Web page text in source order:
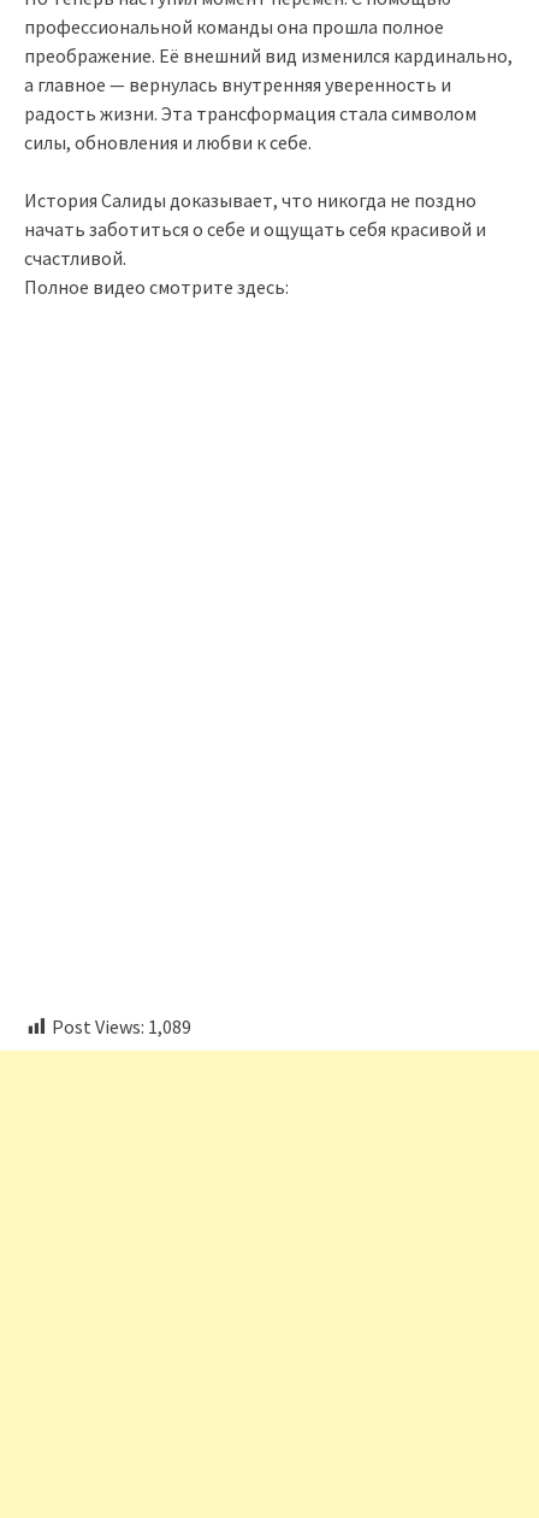
профессиональной команды она прошла полное
преображение. Её внешний вид изменился кардинально,
а главное — вернулась внутренняя уверенность и
радость жизни. Эта трансформация стала символом
силы, обновления и любви к себе.
История Салиды доказывает, что никогда не поздно
начать заботиться о себе и ощущать себя красивой и
счастливой.
Полное видео смотрите здесь:
Post Views: 1,089